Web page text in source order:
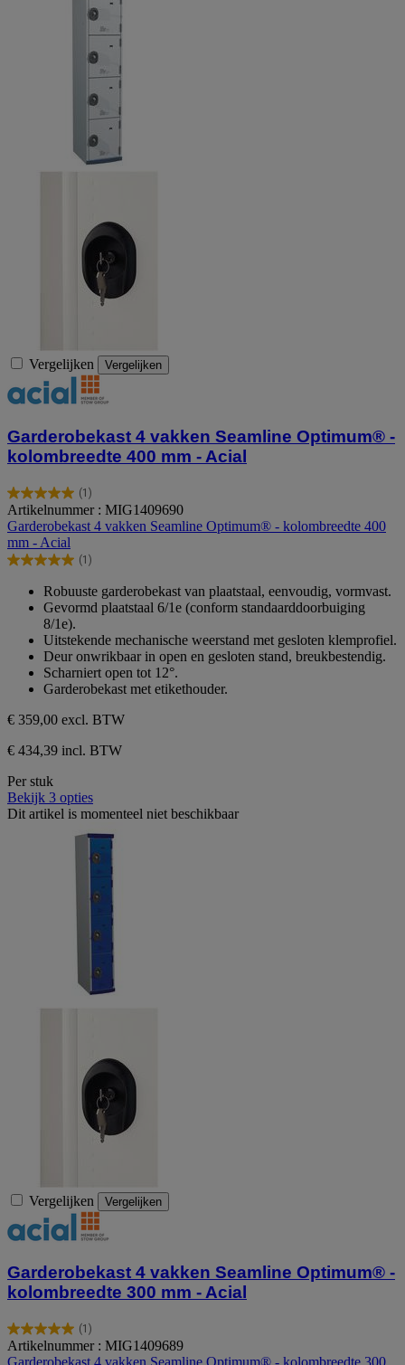
Vergelijken Vergelijken
Garderobekast 4 vakken Seamline Optimum® -
kolombreedte 400 mm - Acial
(1)
5.0
van
de
5
sterren.
beoordeling
Artikelnummer : MIG1409690
Garderobekast 4 vakken Seamline Optimum® - kolombreedte 400
mm - Acial
(1)
5.0
sterren.
beoordeling
Robuuste garderobekast van plaatstaal, eenvoudig, vormvast.
Gevormd plaatstaal 6/1e (conform standaarddoorbuiging
8/1e).
Uitstekende mechanische weerstand met gesloten klemprofiel.
Deur onwrikbaar in open en gesloten stand, breukbestendig.
Scharniert open tot 12°.
Garderobekast met etikethouder.
€ 359,00 excl. BTW
€ 434,39 incl. BTW
Per stuk
Bekijk 3 opties
Dit artikel is momenteel niet beschikbaar
Vergelijken Vergelijken
Garderobekast 4 vakken Seamline Optimum® -
kolombreedte 300 mm - Acial
(1)
5.0
van
Artikelnummer : MIG1409689